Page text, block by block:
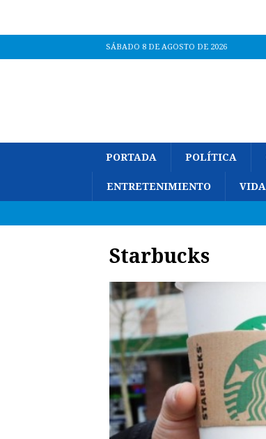
SÁBADO 8 DE AGOSTO DE 2026
PORTADA POLÍTICA
ENTRETENIMIENTO
Starbucks